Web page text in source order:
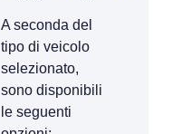
A seconda del
tipo di veicolo
selezionato,
sono disponibili
le seguenti